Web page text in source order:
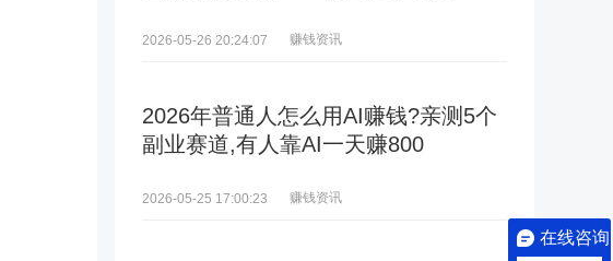
2026-05-26 20:24:07 赚钱资讯
2026年普通人怎么用AI赚钱?亲测5个
副业赛道,有人靠AI一天赚800
2026-05-25 17:00:23 赚钱资讯
在线咨询